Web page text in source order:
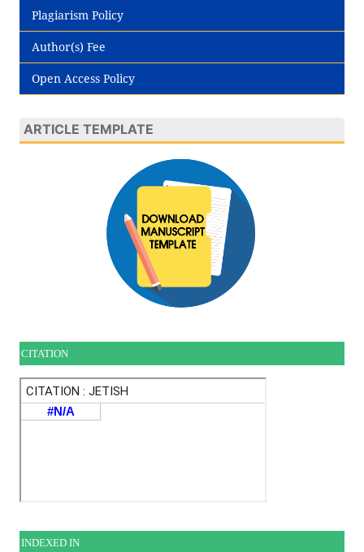
Plagiarism Policy
Author(s) Fee
Open Access Policy
ARTICLE TEMPLATE
CITATION
INDEXED IN